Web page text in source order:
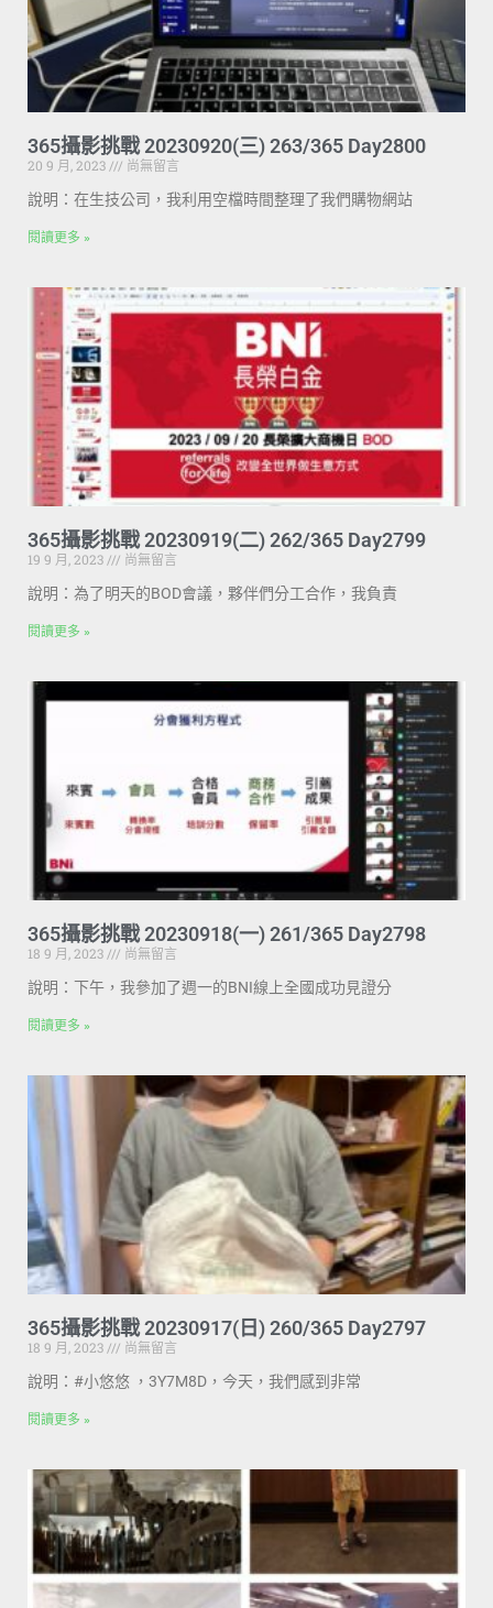
365攝影挑戰 20230920(三) 263/365 Day2800
20 9 月, 2023
尚無留言
說明：在生技公司，我利用空檔時間整理了我們購物網站
閱讀更多 »
365攝影挑戰 20230919(二) 262/365 Day2799
19 9 月, 2023
尚無留言
說明：為了明天的BOD會議，夥伴們分工合作，我負責
閱讀更多 »
365攝影挑戰 20230918(一) 261/365 Day2798
18 9 月, 2023
尚無留言
說明：下午，我參加了週一的BNI線上全國成功見證分
閱讀更多 »
365攝影挑戰 20230917(日) 260/365 Day2797
18 9 月, 2023
尚無留言
說明：#小悠悠 ，3Y7M8D，今天，我們感到非常
閱讀更多 »